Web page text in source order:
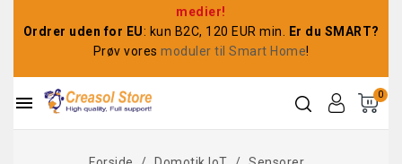
medier!
Ordrer uden for EU: kun B2C, 120 EUR min.
Er du SMART?
Prøv vores moduler til Smart Home!
0
